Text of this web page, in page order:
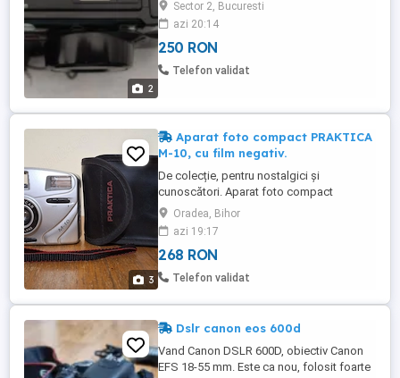
2
Sector 2, Bucuresti
azi 20:14
250 RON
Telefon validat
3
Aparat foto compact PRAKTICA
M-10, cu film negativ.
De colecție, pentru nostalgici și
cunoscători. Aparat foto compact
PRAKTICA M-10, cu film negativ. Obiectiv
cu focalizare fixă 35 mm. Motor de
avansare automată a filmului. Bliț automat.
Focalizare Expunere automată. Apărătoare
obiectiv. Husă de protecție. Extrem de
Oradea, Bihor
azi 19:17
268 RON
Telefon validat
Dslr canon eos 600d
Vand Canon DSLR 600D, obiectiv Canon
EFS 18-55 mm. Este ca nou, folosit foarte